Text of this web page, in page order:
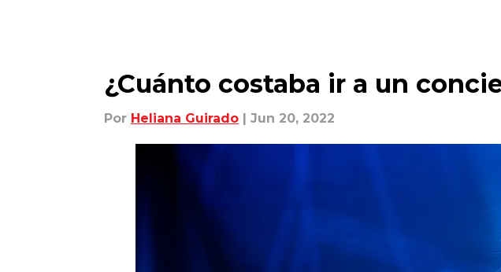
¿Cuánto costaba ir a un
Por Heliana Guirado | Jun 20, 2022